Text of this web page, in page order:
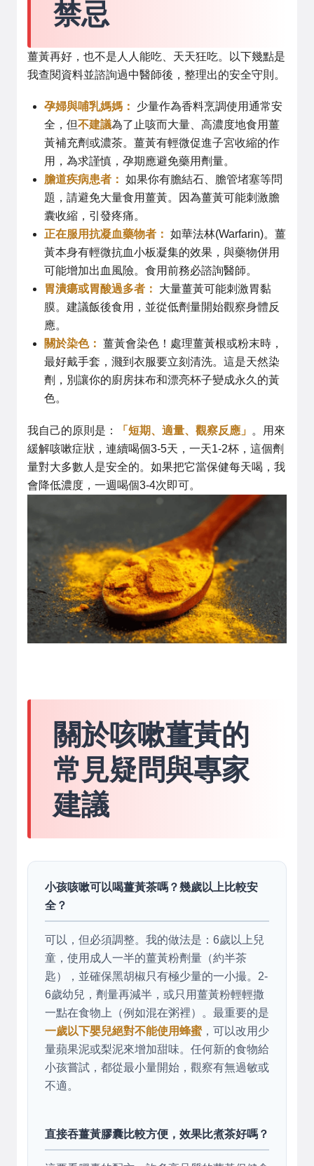
禁忌
薑黃再好，也不是人人能吃、天天狂吃。以下幾點是
我查閱資料並諮詢過中醫師後，整理出的安全守則。
孕婦與哺乳媽媽：
少量作為香料烹調使用通常安
全，但不建議為了止咳而大量、高濃度地食用薑
黃補充劑或濃茶。薑黃有輕微促進子宮收縮的作
用，為求謹慎，孕期應避免藥用劑量。
膽道疾病患者： 如果你有膽結石、膽管堵塞等問
題，請避免大量食用薑黃。因為薑黃可能刺激膽
囊收縮，引發疼痛。
正在服用抗凝血藥物者： 如華法林(Warfarin)。薑
黃本身有輕微抗血小板凝集的效果，與藥物併用
可能增加出血風險。食用前務必諮詢醫師。
胃潰瘍或胃酸過多者：
大量薑黃可能刺激胃黏
膜。建議飯後食用，並從低劑量開始觀察身體反
應。
關於染色： 薑黃會染色！處理薑黃根或粉末時，
最好戴手套，濺到衣服要立刻清洗。這是天然染
劑，別讓你的廚房抹布和漂亮杯子變成永久的黃
色。
我自己的原則是： 「短期、適量、觀察反應」 。用來
緩解咳嗽症狀，連續喝個3-5天，一天1-2杯，這個劑
量對大多數人是安全的。如果把它當保健每天喝，我
會降低濃度，一週喝個3-4次即可。
關於咳嗽薑黃的
常見疑問與專家
建議
小孩咳嗽可以喝薑黃茶嗎？幾歲以上比較安
全？
可以，但必須調整。我的做法是：6歲以上兒
童，使用成人一半的薑黃粉劑量（約半茶
匙），並確保黑胡椒只有極少量的一小撮。2-
6歲幼兒，劑量再減半，或只用薑黃粉輕輕撒
一點在食物上（例如混在粥裡）。最重要的是
一歲以下嬰兒絕對不能使用蜂蜜，可以改用少
量蘋果泥或梨泥來增加甜味。任何新的食物給
小孩嘗試，都從最小量開始，觀察有無過敏或
不適。
直接吞薑黃膠囊比較方便，效果比煮茶好嗎？